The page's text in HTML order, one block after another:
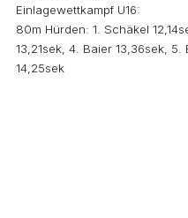
Einlagewettkampf U16:
80m Hürden: 1. Schäkel
13,21sek, 4. Baier 13,36sek,
14,25sek